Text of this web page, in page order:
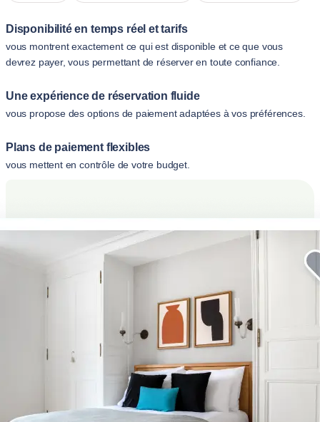
Disponibilité en temps réel et tarifs
vous montrent exactement ce qui est disponible et ce que vous
devrez payer, vous permettant de réserver en toute confiance.
Une expérience de réservation fluide
vous propose des options de paiement adaptées à vos préférences.
Plans de paiement flexibles
vous mettent en contrôle de votre budget.